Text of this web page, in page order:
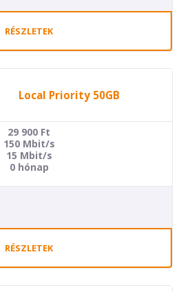
RÉSZLETEK
Local Priority 50GB
29 900 Ft
150 Mbit/s
15 Mbit/s
0 hónap
RÉSZLETEK